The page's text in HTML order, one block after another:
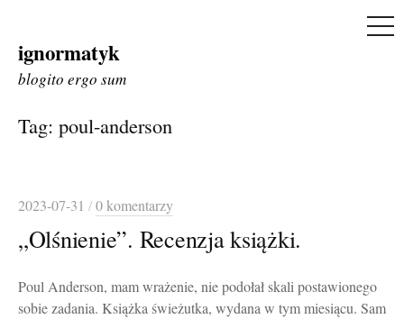
Skip
to
ignormatyk
blogito ergo sum
Tag: poul-anderson
2023-07-31 /0 komentarzy
„Olśnienie”. Recenzja książki.
Poul Anderson, mam wrażenie, nie podołał skali postawionego
sobie zadania. Książka świeżutka, wydana w tym miesiącu. Sam